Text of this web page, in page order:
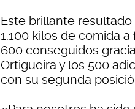
Este brillante
1.100 kilos de comida
600 conseguidos
Ortigueira y los 500
con su segunda